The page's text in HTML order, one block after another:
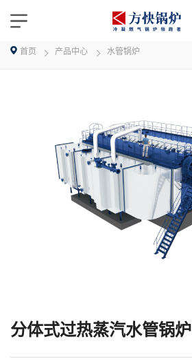
首页 产品中心 水管锅炉
分体式过热蒸汽水管锅炉